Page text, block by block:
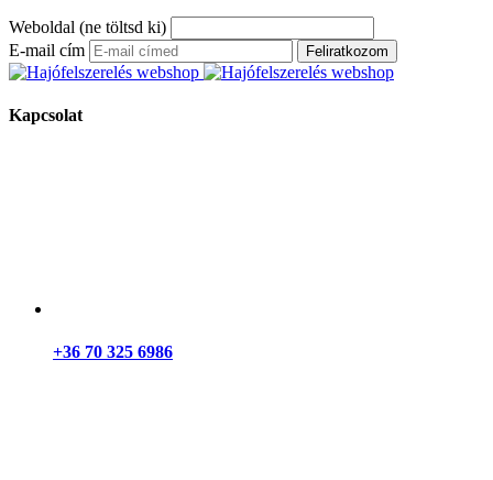
Weboldal (ne töltsd ki)
E-mail cím
Feliratkozom
Kapcsolat
+36 70 325 6986